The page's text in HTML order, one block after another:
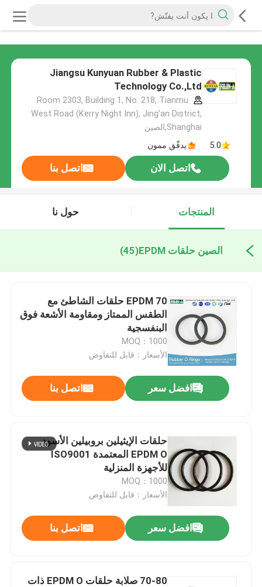
Jiangsu Kunyuan Rubber & Plastic
Technology Co.,Ltd
Room 2303, Building 1, No. 218, Tianmu
West Road (Kerry Night Inn), Jing'an District,
Shanghai,الصين
5.0
يدقّق ممون
اتصل الان اتصل بنا
المنتجات حول نا
الصين حلقات EPDM (45)
EPDM 70 حلقات الشاطئ مع
الطقس الممتاز ومقاومة الأشعة فوق
البنفسجية
MOQ：1000
الأسعار：قابل للتفاوض
افضل سعر اتصل بنا
حلقات الإيثيلين بروبيلين الأسود
EPDM O المعتمدة ISO9001
للأجهزة المنزلية
MOQ：1000
الأسعار：قابل للتفاوض
افضل سعر اتصل بنا
70-80 صلابة حلقات EPDM O ذات